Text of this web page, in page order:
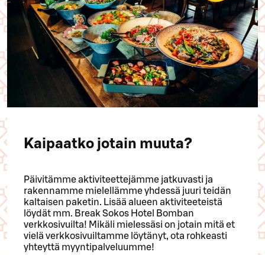
Kaipaatko jotain muuta?
Päivitämme aktiviteettejämme jatkuvasti ja
rakennamme mielellämme yhdessä juuri teidän
kaltaisen paketin. Lisää alueen aktiviteeteistä
löydät mm. Break Sokos Hotel Bomban
verkkosivuilta! Mikäli mielessäsi on jotain mitä et
vielä verkkosivuiltamme löytänyt, ota rohkeasti
yhteyttä myyntipalveluumme!